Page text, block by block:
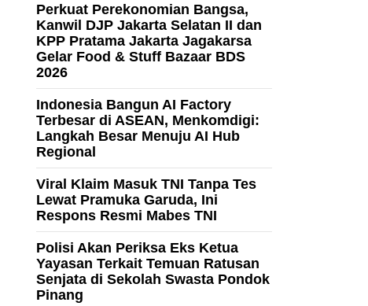
Perkuat Perekonomian Bangsa,
Kanwil DJP Jakarta Selatan II dan
KPP Pratama Jakarta Jagakarsa
Gelar Food & Stuff Bazaar BDS
2026
Indonesia Bangun AI Factory
Terbesar di ASEAN, Menkomdigi:
Langkah Besar Menuju AI Hub
Regional
Viral Klaim Masuk TNI Tanpa Tes
Lewat Pramuka Garuda, Ini
Respons Resmi Mabes TNI
Polisi Akan Periksa Eks Ketua
Yayasan Terkait Temuan Ratusan
Senjata di Sekolah Swasta Pondok
Pinang